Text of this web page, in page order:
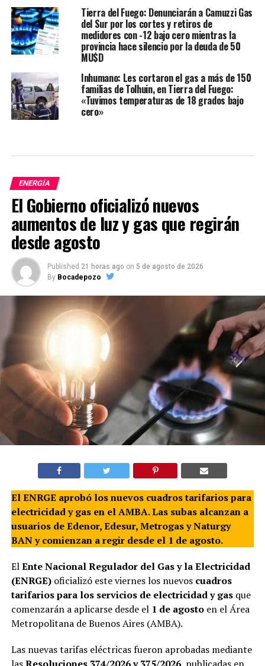
Tierra del Fuego: Denunciarán a Camuzzi Gas
del Sur por los cortes y retiros de
medidores con -12 bajo cero mientras la
provincia hace silencio por la deuda de 50
MU$D
Inhumano: Les cortaron el gas a más de 150
familias de Tolhuin, en Tierra del Fuego:
«Tuvimos temperaturas de 18 grados bajo
cero»
ENERGÍA
El Gobierno oficializó nuevos
aumentos de luz y gas que regirán
desde agosto
Published 21 horas ago on 5 de agosto de 2026
By Bocadepozo
El ENRGE aprobó los nuevos cuadros tarifarios para
electricidad y gas en el AMBA. Las subas alcanzan a
usuarios de Edenor, Edesur, Metrogas y Naturgy
BAN y comienzan a regir desde el 1 de agosto.
ElEnte Nacional Regulador del Gas y la Electricidad
(ENRGE)oficializó este viernes los nuevos cuadros
tarifarios para los servicios de electricidad y gasque
comenzarán a aplicarse desde el 1 de agostoen el Área
Metropolitana de Buenos Aires (AMBA).
Las nuevas tarifas eléctricas fueron aprobadas mediante